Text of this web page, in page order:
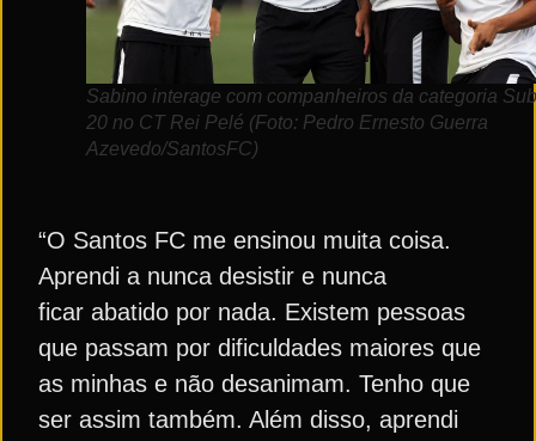
Sabino interage com companheiros da categoria
20 no CT Rei Pelé (Foto: Pedro Ernesto Guerra
Azevedo/SantosFC)
“O Santos FC me ensinou muita coisa.
Aprendi a nunca desistir e nunca
ficar abatido por nada. Existem pessoas
que passam por dificuldades maiores que
as minhas e não desanimam. Tenho que
ser assim também. Além disso, aprendi